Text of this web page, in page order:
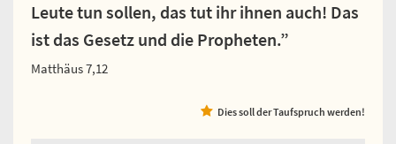
Leute tun sollen, das tut ihr ihnen auch! Das
ist das Gesetz und die Propheten.”
Matthäus 7,12
Dies soll der Taufspruch werden!